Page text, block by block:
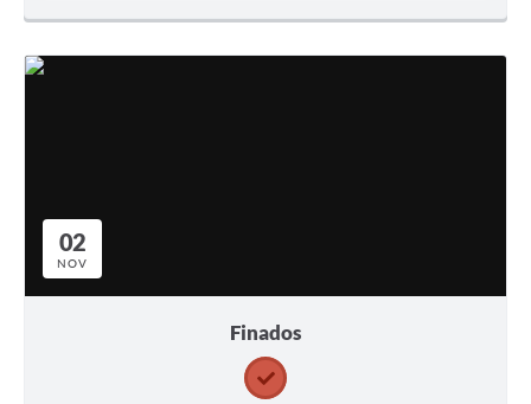
02
NOV
Finados